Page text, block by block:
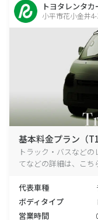
トヨタレンタ
小平市花小金井4-
基本料金プラン（T1
トラック・バスなど
てなどの詳細は、こち
代表車種
ボディタイプ
営業時間